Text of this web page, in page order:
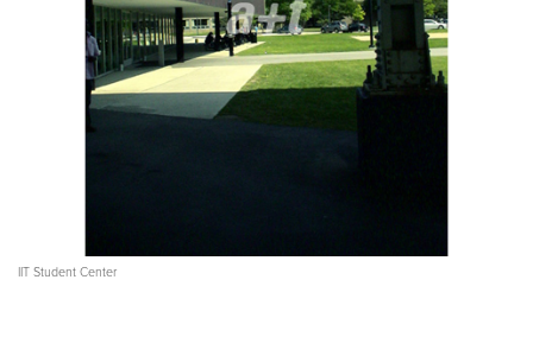
IIT Student Center